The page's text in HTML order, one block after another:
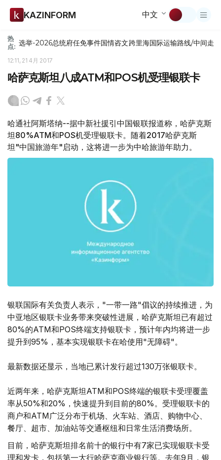
KAZINFORM 中文
热
点: 选举-2026总统府任免事件国情咨文跨里海国际运输路线/中间走廊
12:11, 21 4月 2017
哈萨克斯坦八成ATM和POS机受理银联卡
哈通社阿斯塔纳--据中新社援引中国银联报道称，哈萨克斯
坦80%ATM和POS机受理银联卡。随着2017哈萨克斯
坦"中国旅游年"启动，这将进一步为中哈旅游年助力。
银联国际有关负责人表示，"一带一路"倡议的持续推进，为
中亚地区银联卡业务带来突破性进展，哈萨克斯坦已有超过
80%的ATM和POS终端支持银联卡，预计年内均将进一步
提升到95%，基本实现银联卡在哈使用"无障碍"。
最新数据还显示，当地已累计发行超过130万张银联卡。
近两年来，哈萨克斯坦ATM和POS终端的银联卡受理覆盖
率从50%和20%，快速提升到目前的80%。受理银联卡的
商户和ATM广泛分布于机场、火车站、酒店、购物中心、
餐厅、超市、加油站等交通枢纽和日常生活消费场所。
目前，哈萨克斯坦排名前十的银行中有7家已实现银联卡受
理和发卡，包括第一大行哈萨克商业银行等。去年9月，银